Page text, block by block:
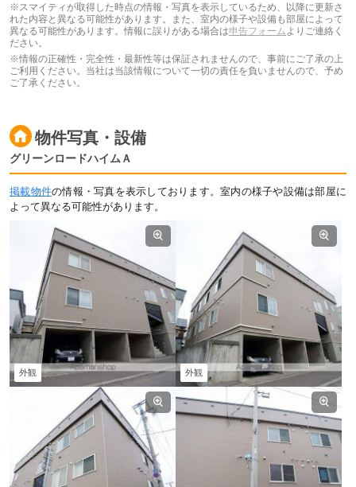
※スマイティが取得した時点の情報・写真を表示しているため、以降に更新さ
れた内容と異なる可能性があります。また、室内の様子や設備も部屋によって
異なる可能性があります。情報に誤りがある場合は申告フォームよりご連絡く
ださい。
※情報の正確性・完全性・最新性等は保証されませんので、事前にご了承の上
ご利用ください。当社は当該情報について一切の責任を負いませんので、予め
ご了承ください。
物件写真・設備
グリーンロードハイムＡ
掲載物件の情報・写真を表示しております。室内の様子や設備は部屋に
よって異なる可能性があります。
外観 外観